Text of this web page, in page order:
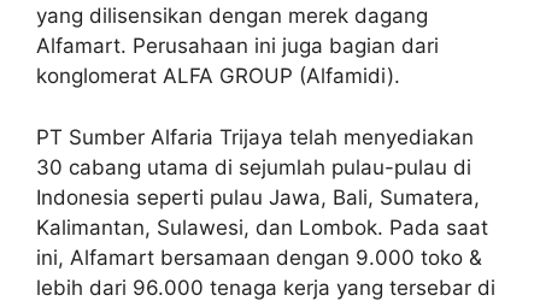
yang dilisensikan dengan merek dagang
Alfamart. Perusahaan ini juga bagian dari
konglomerat ALFA GROUP (Alfamidi).
PT Sumber Alfaria Trijaya telah menyediakan
30 cabang utama di sejumlah pulau-pulau di
Indonesia seperti pulau Jawa, Bali, Sumatera,
Kalimantan, Sulawesi, dan Lombok. Pada saat
ini, Alfamart bersamaan dengan 9.000 toko &
lebih dari 96.000 tenaga kerja yang tersebar di